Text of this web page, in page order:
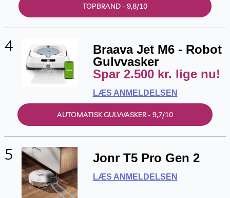
TOPBRAND - 9,8/10
4
Braava Jet M6 - Robot
Gulvvasker
Spar 2.500 kr. lige nu!
LÆS ANMELDELSEN
AUTOMATISK GULVVASKER - 9,7/10
5 Jonr T5 Pro Gen 2
LÆS ANMELDELSEN